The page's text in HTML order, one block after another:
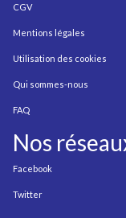
CGV
Mentions légales
Utilisation des cookies
Qui sommes-nous
FAQ
Nos
Facebook
Twitter